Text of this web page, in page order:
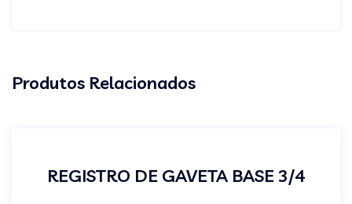
Produtos Relacionados
REGISTRO DE GAVETA BASE 3/4